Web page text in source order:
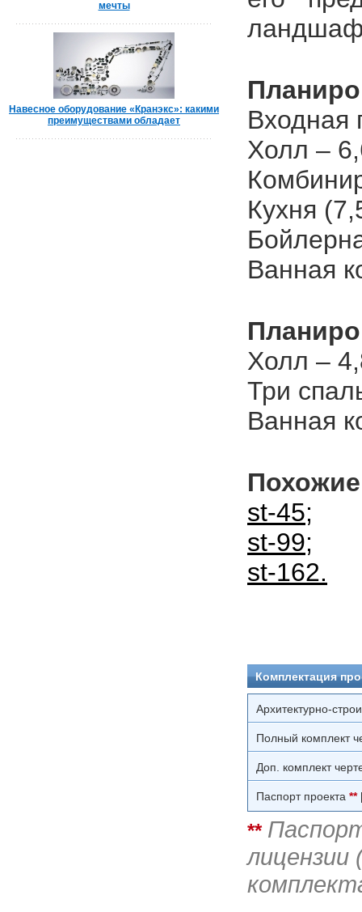
мечты
Навесное оборудование «Кранэкс»: какими
преимуществами обладает
Входная
Холл –
Кухня
Ванная
Холл –
Три
Ванная
st-45;
st-99;
st-162.
Комплектация
Архитектурно-
Полный комплект
Доп. комплект
Паспорт проекта **
**
лицензии